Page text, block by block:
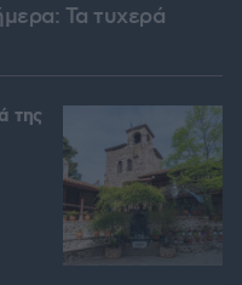
Τα τυχερά
της